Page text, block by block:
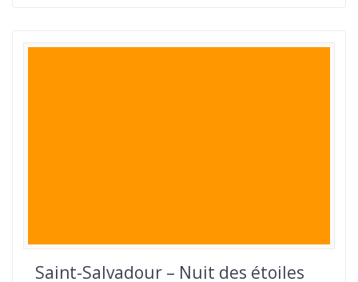
Saint-Salvadour – Nuit des étoiles